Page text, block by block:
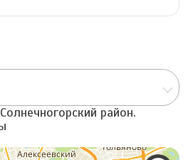
район.